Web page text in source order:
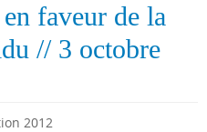
faveur de la
// 3 octobre
2012